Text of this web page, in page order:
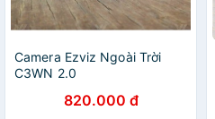
Camera Ezviz Ngoài Trời
C3WN 2.0
820.000 đ